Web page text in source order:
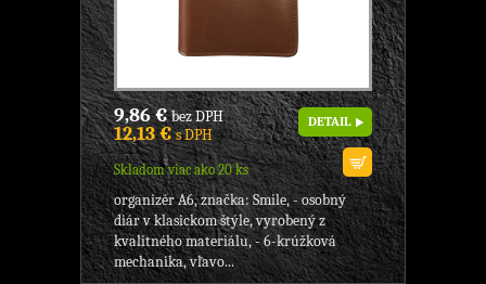
9,86 €bez DPH
12,13 €s DPH
Skladom viac ako 20 ks
DETAIL
organizér A6, značka: Smile, - osobný
diár v klasickom štýle, vyrobený z
kvalitného materiálu, - 6-krúžková
mechanika, vľavo...